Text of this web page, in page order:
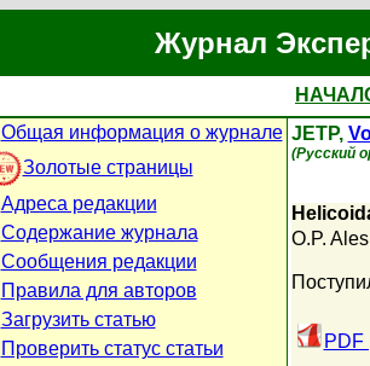
Журнал
Общая информация о журнале
Золотые страницы
Адреса редакции
Содержание журнала
Сообщения редакции
Правила для авторов
Загрузить статью
Проверить статус статьи
JETP,
(Русский
O.P.
PDF